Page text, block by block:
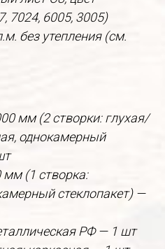
7024, 6005, 3005)
без утепления (см.
мм (2 створки: глухая/
однокамерный
(1 створка:
стеклопакет) —
РФ — 1 шт